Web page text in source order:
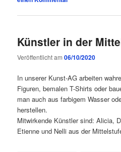
Künstler in der
Veröffentlicht am06/10/2020
In unserer Kunst-AG arbeiten
Figuren, bemalen T-Shirts oder
man auch aus farbigem Wasser
herstellen.
Mitwirkende Künstler sind: Alicia,
Etienne und Nelli aus der